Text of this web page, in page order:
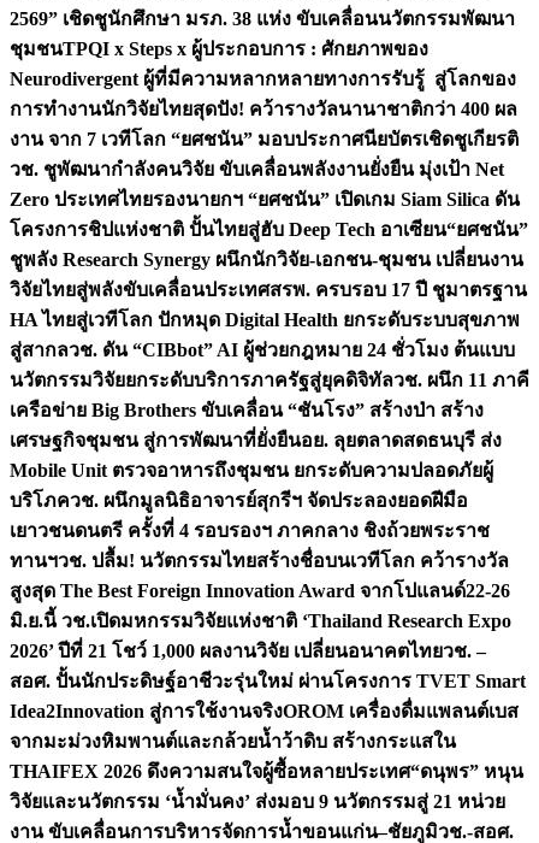
2569” เชิดชูนักศึกษา มรภ. 38 แห่ง ขับเคลื่อนนวัตกรรมพัฒนา
ชุมชนTPQI x Steps x ผู้ประกอบการ : ศักยภาพของ
Neurodivergent ผู้ที่มีความหลากหลายทางการรับรู้ สู่โลกของ
การทำงานนักวิจัยไทยสุดปัง! คว้ารางวัลนานาชาติกว่า 400 ผล
งาน จาก 7 เวทีโลก “ยศชนัน” มอบประกาศนียบัตรเชิดชูเกียรติ
วช. ชูพัฒนากำลังคนวิจัย ขับเคลื่อนพลังงานยั่งยืน มุ่งเป้า Net
Zero ประเทศไทยรองนายกฯ “ยศชนัน” เปิดเกม Siam Silica ดัน
โครงการชิปแห่งชาติ ปั้นไทยสู่ฮับ Deep Tech อาเซียน“ยศชนัน”
ชูพลัง Research Synergy ผนึกนักวิจัย-เอกชน-ชุมชน เปลี่ยนงาน
วิจัยไทยสู่พลังขับเคลื่อนประเทศสรพ. ครบรอบ 17 ปี ชูมาตรฐาน
HA ไทยสู่เวทีโลก ปักหมุด Digital Health ยกระดับระบบสุขภาพ
สู่สากลวช. ดัน “CIBbot” AI ผู้ช่วยกฎหมาย 24 ชั่วโมง ต้นแบบ
นวัตกรรมวิจัยยกระดับบริการภาครัฐสู่ยุคดิจิทัลวช. ผนึก 11 ภาคี
เครือข่าย Big Brothers ขับเคลื่อน “ชันโรง” สร้างป่า สร้าง
เศรษฐกิจชุมชน สู่การพัฒนาที่ยั่งยืนอย. ลุยตลาดสดธนบุรี ส่ง
Mobile Unit ตรวจอาหารถึงชุมชน ยกระดับความปลอดภัยผู้
บริโภควช. ผนึกมูลนิธิอาจารย์สุกรีฯ จัดประลองยอดฝีมือ
เยาวชนดนตรี ครั้งที่ 4 รอบรองฯ ภาคกลาง ชิงถ้วยพระราช
ทานฯวช. ปลื้ม! นวัตกรรมไทยสร้างชื่อบนเวทีโลก คว้ารางวัล
สูงสุด The Best Foreign Innovation Award จากโปแลนด์22-26
มิ.ย.นี้ วช.เปิดมหกรรมวิจัยแห่งชาติ ‘Thailand Research Expo
2026’ ปีที่ 21 โชว์ 1,000 ผลงานวิจัย เปลี่ยนอนาคตไทยวช. –
สอศ. ปั้นนักประดิษฐ์อาชีวะรุ่นใหม่ ผ่านโครงการ TVET Smart
Idea2Innovation สู่การใช้งานจริงOROM เครื่องดื่มแพลนต์เบส
จากมะม่วงหิมพานต์และกล้วยน้ำว้าดิบ สร้างกระแสใน
THAIFEX 2026 ดึงความสนใจผู้ซื้อหลายประเทศ“ดนุพร” หนุน
วิจัยและนวัตกรรม ‘น้ำมั่นคง’ ส่งมอบ 9 นวัตกรรมสู่ 21 หน่วย
งาน ขับเคลื่อนการบริหารจัดการน้ำขอนแก่น–ชัยภูมิวช.-สอศ.